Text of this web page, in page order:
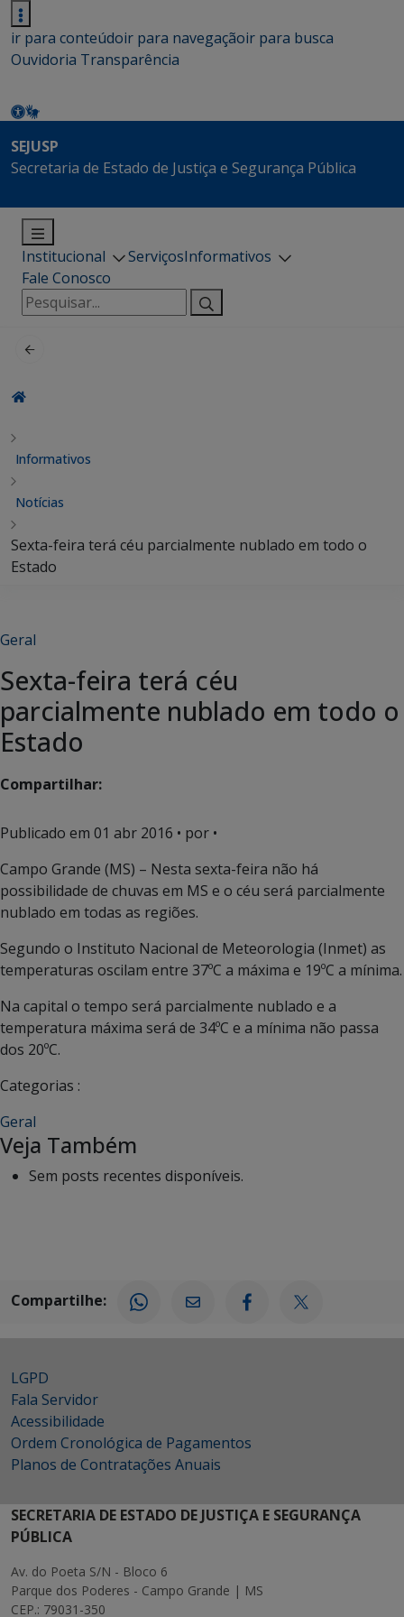
ir para conteúdoir para navegaçãoir para busca
Ouvidoria Transparência
SEJUSP
Secretaria de Estado de Justiça e Segurança Pública
Institucional ServiçosInformativos
Fale Conosco
Pesquisar
por:
Informativos
Notícias
Sexta-feira terá céu parcialmente nublado em todo o
Estado
Geral
Sexta-feira terá céu
parcialmente nublado em todo o
Estado
Compartilhar:
Publicado em 01 abr 2016 • por •
Campo Grande (MS) – Nesta sexta-feira não há
possibilidade de chuvas em MS e o céu será parcialmente
nublado em todas as regiões.
Segundo o Instituto Nacional de Meteorologia (Inmet) as
temperaturas oscilam entre 37ºC a máxima e 19ºC a mínima.
Na capital o tempo será parcialmente nublado e a
temperatura máxima será de 34ºC e a mínima não passa
dos 20ºC.
Categorias :
Geral
Veja Também
Sem posts recentes disponíveis.
Compartilhe:
LGPD
Fala Servidor
Acessibilidade
Ordem Cronológica de Pagamentos
Planos de Contratações Anuais
SECRETARIA DE ESTADO DE JUSTIÇA E SEGURANÇA
PÚBLICA
Av. do Poeta S/N - Bloco 6
Parque dos Poderes - Campo Grande | MS
CEP.: 79031-350